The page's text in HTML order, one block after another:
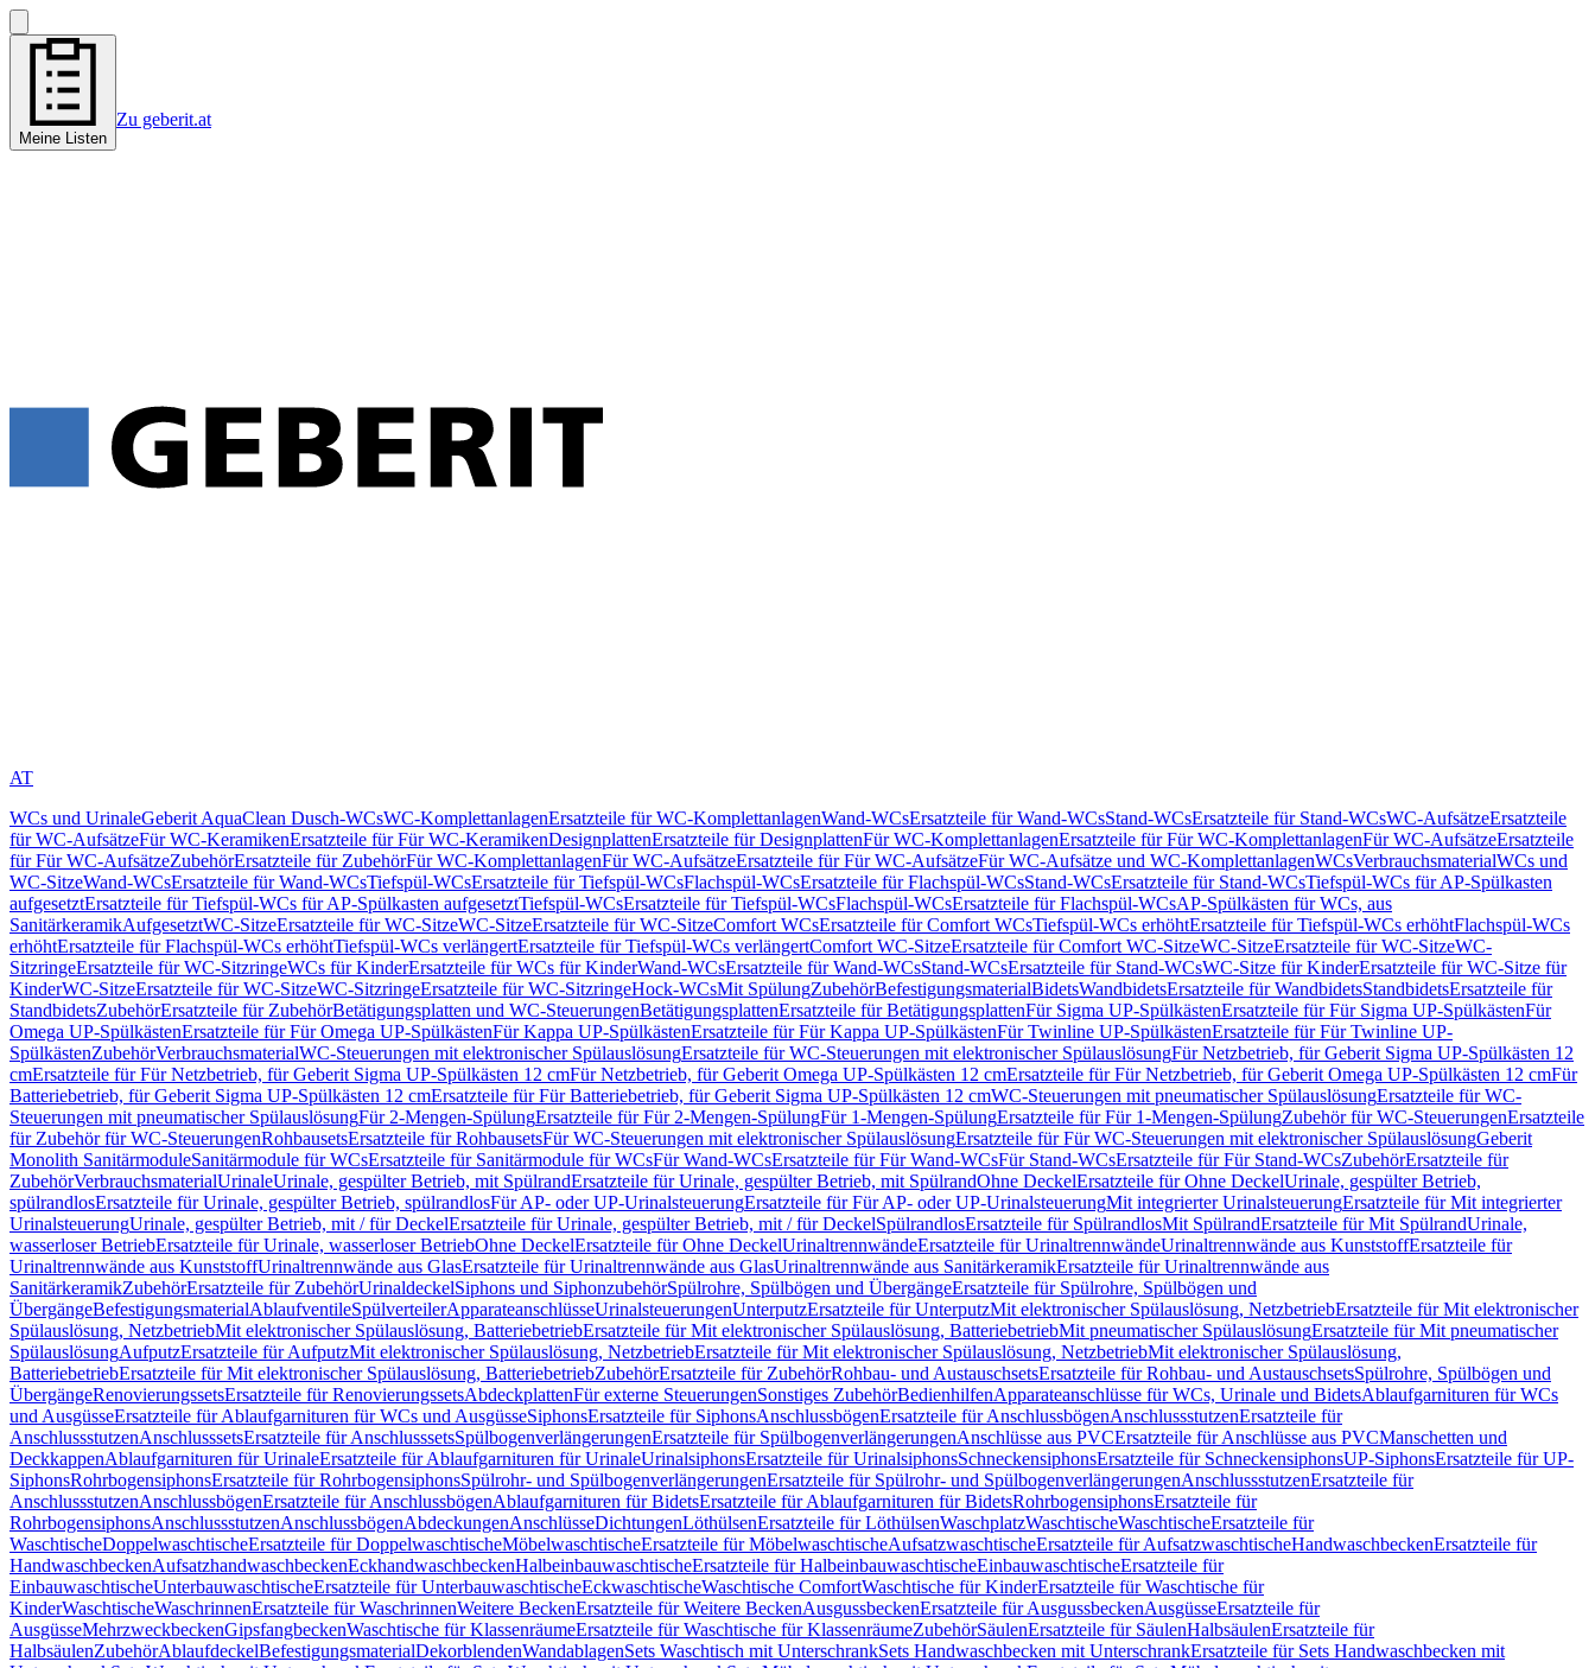
Meine Listen
Zu geberit.at
AT
WCs und UrinaleGeberit AquaClean Dusch-WCsWC-KomplettanlagenErsatzteile für WC-KomplettanlagenWand-WCsErsatzteile für Wand-WCsStand-WCsErsatzteile für Stand-WCsWC-AufsätzeErsatzteile
für WC-AufsätzeFür WC-KeramikenErsatzteile für Für WC-KeramikenDesignplattenErsatzteile für DesignplattenFür WC-KomplettanlagenErsatzteile für Für WC-KomplettanlagenFür WC-AufsätzeErsatzteile
für Für WC-AufsätzeZubehörErsatzteile für ZubehörFür WC-KomplettanlagenFür WC-AufsätzeErsatzteile für Für WC-AufsätzeFür WC-Aufsätze und WC-KomplettanlagenWCsVerbrauchsmaterialWCs und
WC-SitzeWand-WCsErsatzteile für Wand-WCsTiefspül-WCsErsatzteile für Tiefspül-WCsFlachspül-WCsErsatzteile für Flachspül-WCsStand-WCsErsatzteile für Stand-WCsTiefspül-WCs für AP-Spülkasten
aufgesetztErsatzteile für Tiefspül-WCs für AP-Spülkasten aufgesetztTiefspül-WCsErsatzteile für Tiefspül-WCsFlachspül-WCsErsatzteile für Flachspül-WCsAP-Spülkästen für WCs, aus
SanitärkeramikAufgesetztWC-SitzeErsatzteile für WC-SitzeWC-SitzeErsatzteile für WC-SitzeComfort WCsErsatzteile für Comfort WCsTiefspül-WCs erhöhtErsatzteile für Tiefspül-WCs erhöhtFlachspül-WCs
erhöhtErsatzteile für Flachspül-WCs erhöhtTiefspül-WCs verlängertErsatzteile für Tiefspül-WCs verlängertComfort WC-SitzeErsatzteile für Comfort WC-SitzeWC-SitzeErsatzteile für WC-SitzeWC-
SitzringeErsatzteile für WC-SitzringeWCs für KinderErsatzteile für WCs für KinderWand-WCsErsatzteile für Wand-WCsStand-WCsErsatzteile für Stand-WCsWC-Sitze für KinderErsatzteile für WC-Sitze für
KinderWC-SitzeErsatzteile für WC-SitzeWC-SitzringeErsatzteile für WC-SitzringeHock-WCsMit SpülungZubehörBefestigungsmaterialBidetsWandbidetsErsatzteile für WandbidetsStandbidetsErsatzteile für
StandbidetsZubehörErsatzteile für ZubehörBetätigungsplatten und WC-SteuerungenBetätigungsplattenErsatzteile für BetätigungsplattenFür Sigma UP-SpülkästenErsatzteile für Für Sigma UP-SpülkästenFür
Omega UP-SpülkästenErsatzteile für Für Omega UP-SpülkästenFür Kappa UP-SpülkästenErsatzteile für Für Kappa UP-SpülkästenFür Twinline UP-SpülkästenErsatzteile für Für Twinline UP-
SpülkästenZubehörVerbrauchsmaterialWC-Steuerungen mit elektronischer SpülauslösungErsatzteile für WC-Steuerungen mit elektronischer SpülauslösungFür Netzbetrieb, für Geberit Sigma UP-Spülkästen 12
cmErsatzteile für Für Netzbetrieb, für Geberit Sigma UP-Spülkästen 12 cmFür Netzbetrieb, für Geberit Omega UP-Spülkästen 12 cmErsatzteile für Für Netzbetrieb, für Geberit Omega UP-Spülkästen 12 cmFür
Batteriebetrieb, für Geberit Sigma UP-Spülkästen 12 cmErsatzteile für Für Batteriebetrieb, für Geberit Sigma UP-Spülkästen 12 cmWC-Steuerungen mit pneumatischer SpülauslösungErsatzteile für WC-
Steuerungen mit pneumatischer SpülauslösungFür 2-Mengen-SpülungErsatzteile für Für 2-Mengen-SpülungFür 1-Mengen-SpülungErsatzteile für Für 1-Mengen-SpülungZubehör für WC-SteuerungenErsatzteile
für Zubehör für WC-SteuerungenRohbausetsErsatzteile für RohbausetsFür WC-Steuerungen mit elektronischer SpülauslösungErsatzteile für Für WC-Steuerungen mit elektronischer SpülauslösungGeberit
Monolith SanitärmoduleSanitärmodule für WCsErsatzteile für Sanitärmodule für WCsFür Wand-WCsErsatzteile für Für Wand-WCsFür Stand-WCsErsatzteile für Für Stand-WCsZubehörErsatzteile für
ZubehörVerbrauchsmaterialUrinaleUrinale, gespülter Betrieb, mit SpülrandErsatzteile für Urinale, gespülter Betrieb, mit SpülrandOhne DeckelErsatzteile für Ohne DeckelUrinale, gespülter Betrieb,
spülrandlosErsatzteile für Urinale, gespülter Betrieb, spülrandlosFür AP- oder UP-UrinalsteuerungErsatzteile für Für AP- oder UP-UrinalsteuerungMit integrierter UrinalsteuerungErsatzteile für Mit integrierter
UrinalsteuerungUrinale, gespülter Betrieb, mit / für DeckelErsatzteile für Urinale, gespülter Betrieb, mit / für DeckelSpülrandlosErsatzteile für SpülrandlosMit SpülrandErsatzteile für Mit SpülrandUrinale,
wasserloser BetriebErsatzteile für Urinale, wasserloser BetriebOhne DeckelErsatzteile für Ohne DeckelUrinaltrennwändeErsatzteile für UrinaltrennwändeUrinaltrennwände aus KunststoffErsatzteile für
Urinaltrennwände aus KunststoffUrinaltrennwände aus GlasErsatzteile für Urinaltrennwände aus GlasUrinaltrennwände aus SanitärkeramikErsatzteile für Urinaltrennwände aus
SanitärkeramikZubehörErsatzteile für ZubehörUrinaldeckelSiphons und SiphonzubehörSpülrohre, Spülbögen und ÜbergängeErsatzteile für Spülrohre, Spülbögen und
ÜbergängeBefestigungsmaterialAblaufventileSpülverteilerApparateanschlüsseUrinalsteuerungenUnterputzErsatzteile für UnterputzMit elektronischer Spülauslösung, NetzbetriebErsatzteile für Mit elektronischer
Spülauslösung, NetzbetriebMit elektronischer Spülauslösung, BatteriebetriebErsatzteile für Mit elektronischer Spülauslösung, BatteriebetriebMit pneumatischer SpülauslösungErsatzteile für Mit pneumatischer
SpülauslösungAufputzErsatzteile für AufputzMit elektronischer Spülauslösung, NetzbetriebErsatzteile für Mit elektronischer Spülauslösung, NetzbetriebMit elektronischer Spülauslösung,
BatteriebetriebErsatzteile für Mit elektronischer Spülauslösung, BatteriebetriebZubehörErsatzteile für ZubehörRohbau- und AustauschsetsErsatzteile für Rohbau- und AustauschsetsSpülrohre, Spülbögen und
ÜbergängeRenovierungssetsErsatzteile für RenovierungssetsAbdeckplattenFür externe SteuerungenSonstiges ZubehörBedienhilfenApparateanschlüsse für WCs, Urinale und BidetsAblaufgarnituren für WCs
und AusgüsseErsatzteile für Ablaufgarnituren für WCs und AusgüsseSiphonsErsatzteile für SiphonsAnschlussbögenErsatzteile für AnschlussbögenAnschlussstutzenErsatzteile für
AnschlussstutzenAnschlusssetsErsatzteile für AnschlusssetsSpülbogenverlängerungenErsatzteile für SpülbogenverlängerungenAnschlüsse aus PVCErsatzteile für Anschlüsse aus PVCManschetten und
DeckkappenAblaufgarnituren für UrinaleErsatzteile für Ablaufgarnituren für UrinaleUrinalsiphonsErsatzteile für UrinalsiphonsSchneckensiphonsErsatzteile für SchneckensiphonsUP-SiphonsErsatzteile für UP-
SiphonsRohrbogensiphonsErsatzteile für RohrbogensiphonsSpülrohr- und SpülbogenverlängerungenErsatzteile für Spülrohr- und SpülbogenverlängerungenAnschlussstutzenErsatzteile für
AnschlussstutzenAnschlussbögenErsatzteile für AnschlussbögenAblaufgarnituren für BidetsErsatzteile für Ablaufgarnituren für BidetsRohrbogensiphonsErsatzteile für
RohrbogensiphonsAnschlussstutzenAnschlussbögenAbdeckungenAnschlüsseDichtungenLöthülsenErsatzteile für LöthülsenWaschplatzWaschtischeWaschtischeErsatzteile für
WaschtischeDoppelwaschtischeErsatzteile für DoppelwaschtischeMöbelwaschtischeErsatzteile für MöbelwaschtischeAufsatzwaschtischeErsatzteile für AufsatzwaschtischeHandwaschbeckenErsatzteile für
HandwaschbeckenAufsatzhandwaschbeckenEckhandwaschbeckenHalbeinbauwaschtischeErsatzteile für HalbeinbauwaschtischeEinbauwaschtischeErsatzteile für
EinbauwaschtischeUnterbauwaschtischeErsatzteile für UnterbauwaschtischeEckwaschtischeWaschtische ComfortWaschtische für KinderErsatzteile für Waschtische für
KinderWaschtischeWaschrinnenErsatzteile für WaschrinnenWeitere BeckenErsatzteile für Weitere BeckenAusgussbeckenErsatzteile für AusgussbeckenAusgüsseErsatzteile für
AusgüsseMehrzweckbeckenGipsfangbeckenWaschtische für KlassenräumeErsatzteile für Waschtische für KlassenräumeZubehörSäulenErsatzteile für SäulenHalbsäulenErsatzteile für
HalbsäulenZubehörAblaufdeckelBefestigungsmaterialDekorblendenWandablagenSets Waschtisch mit UnterschrankSets Handwaschbecken mit UnterschrankErsatzteile für Sets Handwaschbecken mit